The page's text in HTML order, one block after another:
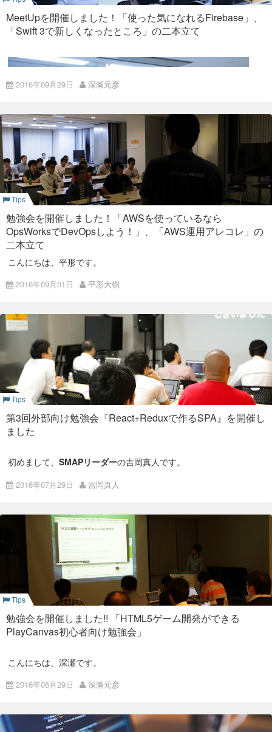
今回も遠いところ足を運んでいただいた参加者の皆様、本当に
ありがとうございました。 懇親会では、様々な職種の方と貴重
なお話ができ、とても楽しい時間を過ごすことができました。
おわりに
映して幅広いジャンルにしていくつもりです。
connpassのISAO Meetupグループに是非ご参加ください！！
http://isao.connpass.com/
最後になりますが、ISAOでは一緒にサービスを作ってくれるエ
ンジニアを絶賛募集中です。 ご興味を持っていただけました
ら、まずは気軽に弊社に遊びにいらしてください。
https://www.colorkrew.com/recruit/
ら、まずは気軽に弊社に遊びにいらしてください。
https://www.colorkrew.com/recruit/
参加者の皆様からも質疑応答の際にたくさんご質問をいただき
ました。
皆様にご参加いただきまして たくさんの方と交流をさせていた
だきました。
Googleと共同セミナー開催
また、ISAO Meet up Vo.6としてGoogle社員が語る！今抑え
ておきたいStackdriver/Docker/Container管理 を開催しま
す！
Google株式会社をゲストスピーカーに招き、Stackdriver、
Google Contaner Engineという切り口でお話してもらいます。
是非この機会にGoogle Cloudへの理解を深めていただき、今後
に活かしてください。
開催概要
参加費: 無料
定員: 先着30名
住所：東京都台東区浅草橋5-20-8 CSタワー 7F
最寄り駅：秋葉原・浅草橋・新御徒町
お申し込みはこちら
ージョン開設のアナウンスを記念して、限定10社様の初期費用
を、最大全額無料でご提供中です！
MeetUpを開催しました！「使った気になれるFirebase」、
「Swift 3で新しくなったところ」の二本立て
こんにちは、深瀬です。
先日の9/28、弊社にてわたしくも登壇させていただいた、第5
回目のMeetupを開催しましたので、その様子をご報告させて
いただきます。
なったところ by ゲストスピーカー
使った気になれるFirebase
使った気になれるFirebase
Firebaseの概要などをざっくりお話させていただきました。
2016年09月29日 深瀬元彦
Tips
勉強会を開催しました！「AWSを使っているなら
OpsWorksでDevOpsしよう！」、「AWS運用アレコレ」の
二本立て
こんにちは、平形です。
先日8/24、弊社で4回目の外部向けの勉強会を開催しましたの
今回はAWS関連のトピックを私、平形と同じく弊社エンジニア
の赤川がお届けしました。
今回４回目となる勉強会も盛り上がりを増してきた事もあり、
弊社代表の中村が自ら挨拶を買って出てくれました。
今回もたくさんの方々にご参加いただき、大変嬉しく思ってい
ます。
内容
今回は、
AWSを使っているならOpsWorksでDevOpsしよう！ by
平形
イベントページは こちらのconnpassページ
業、自社サービスで積極的に活用しております。今回はその中
からAWSについてお話ししました。
2016年09月01日 平形大樹
Tips
第3回外部向け勉強会『React+Reduxで作るSPA』を開催し
ました
初めまして、 SMAPリーダーの吉岡真人です。
Projectを無理して略してSMAPですｗ
91年生まれの若手エンジニ
アが登壇
今回のテーマは
React+Reduxで作るSPA
ISAOへ入社して1年が経った弊社若手エンジニア @saekisが、
なんと自ら手を挙げて登壇いたしました（＾＾）!
2016年07月29日 吉岡真人
Tips
勉強会を開催しました!! 「HTML5ゲーム開発ができる
PlayCanvas初心者向け勉強会」
こんにちは、深瀬です。
その様子をご報告させていただきます。
2016年06月29日 深瀬元彦